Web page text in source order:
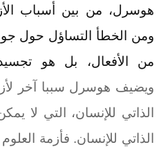
هوسرل، من بين أسباب
ومن الخطأ التساؤل حول
من الأفعال، بل هو تجسيد
ويضيف هوسرل سببا آخر
الذاتي للإنسان، التي لا
الذاتي للإنسان. فأزمة